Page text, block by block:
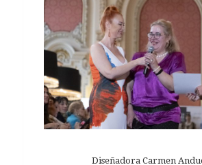
Diseñadora Carmen